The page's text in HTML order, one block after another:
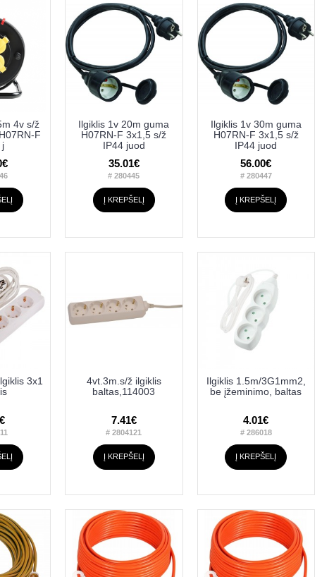
4v s/ž
F
j
Ilgiklis 1v 20m guma
H07RN-F 3x1,5 s/ž
IP44 juod
35.01€
# 280445
Į KREPŠELĮ
Ilgiklis 1v 30m guma
H07RN-F 3x1,5 s/ž
IP44 juod
56.00€
# 280447
Į KREPŠELĮ
3x1
4vt.3m.s/ž ilgiklis
baltas,114003
7.41€
# 2804121
Į KREPŠELĮ
Ilgiklis 1.5m/3G1mm2,
be įžeminimo, baltas
4.01€
# 286018
Į KREPŠELĮ